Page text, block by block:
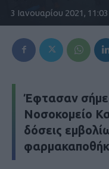
3 Ιανουαρίου 2021,
Έφτασαν
Νοσοκομείο
δόσεις